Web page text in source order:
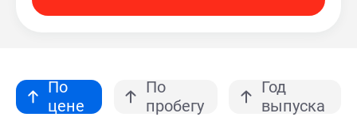
По
цене
По
пробегу
Год
выпуска